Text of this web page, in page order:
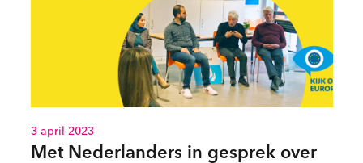
3 april 2023
Met Nederlanders in gesprek over